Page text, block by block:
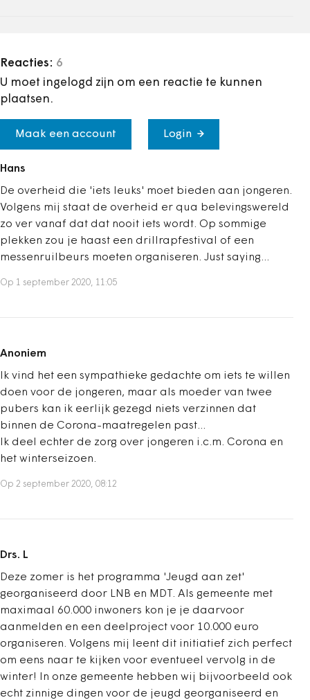
Reacties: 6
U moet ingelogd zijn om een reactie te kunnen
plaatsen.
Maak een account Login
Hans
De overheid die 'iets leuks' moet bieden aan jongeren.
Volgens mij staat de overheid er qua belevingswereld
zo ver vanaf dat dat nooit iets wordt. Op sommige
plekken zou je haast een drillrapfestival of een
messenruilbeurs moeten organiseren. Just saying...
Op 1 september 2020, 11:05
Anoniem
Ik vind het een sympathieke gedachte om iets te willen
doen voor de jongeren, maar als moeder van twee
pubers kan ik eerlijk gezegd niets verzinnen dat
binnen de Corona-maatregelen past...
Ik deel echter de zorg over jongeren i.c.m. Corona en
het winterseizoen.
Op 2 september 2020, 08:12
Drs. L
Deze zomer is het programma 'Jeugd aan zet'
georganiseerd door LNB en MDT. Als gemeente met
maximaal 60.000 inwoners kon je je daarvoor
aanmelden en een deelproject voor 10.000 euro
organiseren. Volgens mij leent dit initiatief zich perfect
om eens naar te kijken voor eventueel vervolg in de
winter! In onze gemeente hebben wij bijvoorbeeld ook
echt zinnige dingen voor de jeugd georganiseerd en